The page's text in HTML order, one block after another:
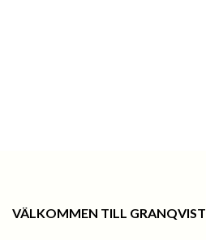
VÄLKOMMEN TILL GRANQVIST